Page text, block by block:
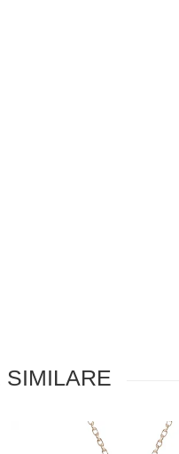
SIMILARE